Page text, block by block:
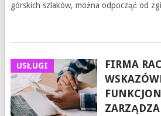
górskich szlaków, można odpocząć od
USŁUGI
FIRMA